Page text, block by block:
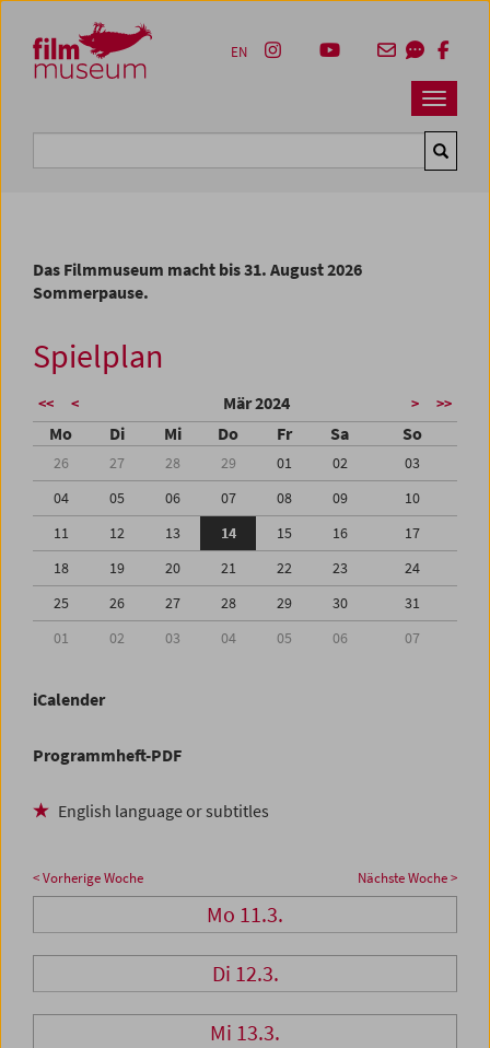
Zum Inhalt
Zum Hauptmenü
Zur Servicenavigation
Zum Suche
Navbar
EN
Das Filmmuseum macht bis 31. August 2026
Sommerpause.
Spielplan
<< < Mär 2024 > >>
Mo Di Mi Do Fr Sa So
26 27 28 29 01 02
03
04
05 06 07 08 09
10
11
12 13 14 15 16
17
18
19 20 21 22 23
24
25
26 27 28 29 30
31
01
02 03 04 05 06 07
iCalender
Programmheft-PDF
English language or subtitles
< Vorherige Woche Nächste Woche >
Mo 11.3.
Di 12.3.
Mi 13.3.